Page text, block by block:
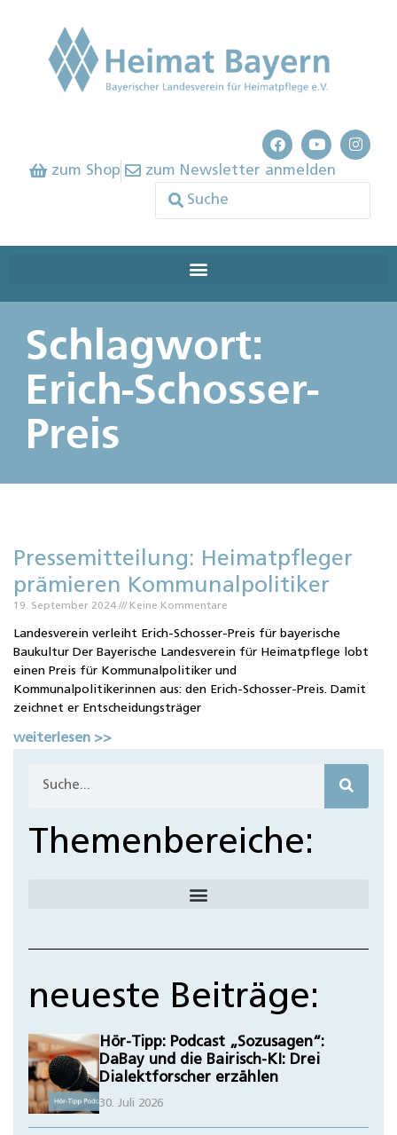
zum Shop zum Newsletter anmelden
Schlagwort:
Erich-Schosser-
Preis
Pressemitteilung: Heimatpfleger
prämieren Kommunalpolitiker
19. September 2024 Keine Kommentare
Landesverein verleiht Erich-Schosser-Preis für bayerische
Baukultur Der Bayerische Landesverein für Heimatpflege lobt
einen Preis für Kommunalpolitiker und
Kommunalpolitikerinnen aus: den Erich-Schosser-Preis. Damit
zeichnet er Entscheidungsträger
weiterlesen >>
Themenbereiche:
neueste Beiträge:
Hör-Tipp: Podcast „Sozusagen“:
DaBay und die Bairisch-KI: Drei
Dialektforscher erzählen
30. Juli 2026